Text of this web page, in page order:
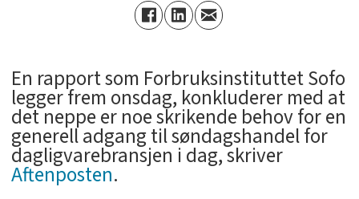
En rapport som Forbruksinstituttet Sofo
legger frem onsdag, konkluderer med at
det neppe er noe skrikende behov for en
generell adgang til søndagshandel for
dagligvarebransjen i dag, skriver
Aftenposten.